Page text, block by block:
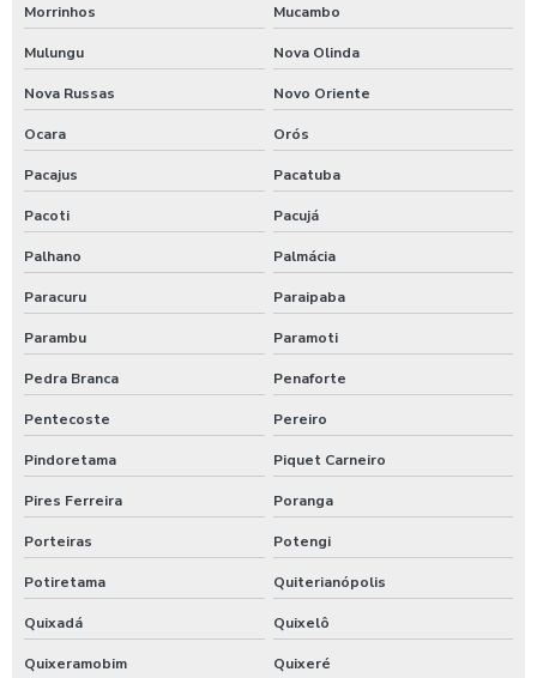
Terraplanagem em pernambuco
Terraplanagem no piauí
Terraplanagem para projetos de grande escala
Morrinhos Mucambo
Mulungu Nova Olinda
Nova Russas Novo Oriente
Ocara Orós
Pacajus Pacatuba
Pacoti Pacujá
Palhano Palmácia
Paracuru Paraipaba
Parambu Paramoti
Pedra Branca Penaforte
Pentecoste Pereiro
Pindoretama Piquet Carneiro
Pires Ferreira Poranga
Porteiras Potengi
Potiretama Quiterianópolis
Quixadá Quixelô
Quixeramobim Quixeré